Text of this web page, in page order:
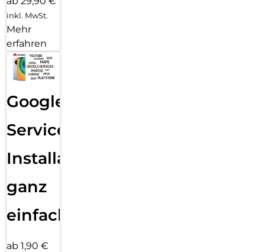
inkl. MwSt.
Mehr
erfahren
Google
Services
Installation
ganz
einfach
ab 1,90 €